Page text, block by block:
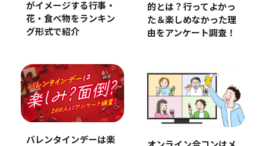
がイメージする行事・
花・食べ物をランキン
グ形式で紹介
的とは？行ってよかっ
た＆楽しめなかった理
由をアンケート調査！
バレンタインデーは楽